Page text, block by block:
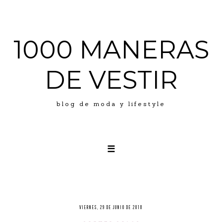
1000 MANERAS
DE VESTIR
blog de moda y lifestyle
☰
PRESS
VIERNES, 29 DE JUNIO DE 2018